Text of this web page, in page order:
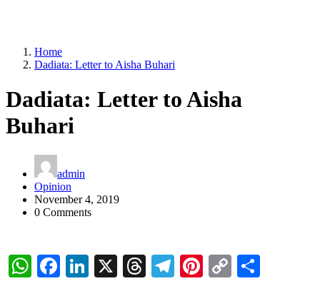
Home
Dadiata: Letter to Aisha Buhari
Dadiata: Letter to Aisha
Buhari
admin
Opinion
November 4, 2019
0 Comments
WhatsApp
Facebook
LinkedIn
X Threads
Telegram
Pinterest
Copy